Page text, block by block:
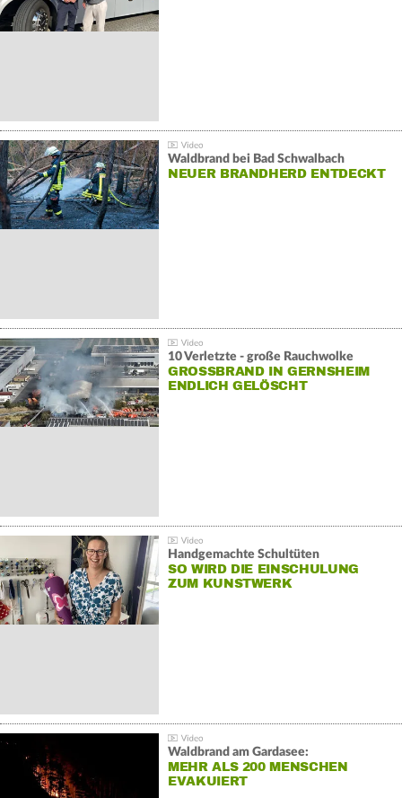
Waldbrand bei Bad Schwalbach
NEUER BRANDHERD ENTDECKT
10 Verletzte - große Rauchwolke
GROSSBRAND IN GERNSHEIM E
NDLICH GELÖSCHT
Handgemachte Schultüten
SO WIRD DIE EINSCHULUNG
ZUM KUNSTWERK
Waldbrand am Gardasee:
MEHR ALS 200 MENSCHEN
EVAKUIERT